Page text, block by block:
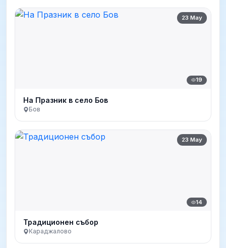
23 May
19
На Празник в село Бов
Бов
23 May
14
Традиционен събор
Караджалово